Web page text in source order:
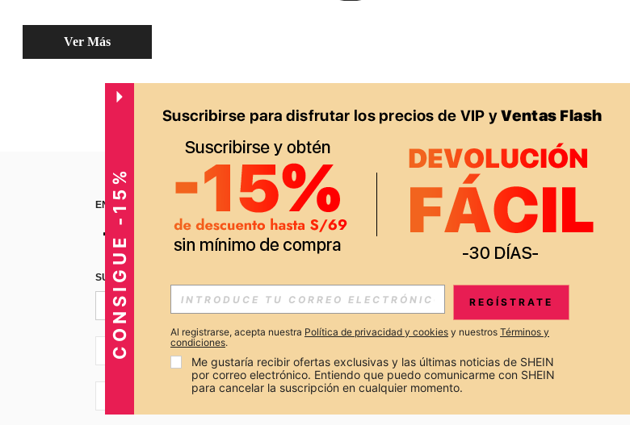
Ver Más
ENCUÉNTRANOS EN APP
SUSCRÍBETE PARA RECIBIR OFERTAS EXCLUSIVAS, PROMOCIONES Y NOTICIAS DE SHEIN
Suscribir
PE + 51
CONSIGUE -15% REGÍSTRATE
Al registrarse, acepta nuestra Política de privacidad y cookies y nuestros Términos y
condiciones.
Me gustaría recibir ofertas exclusivas y las últimas noticias de SHEIN
por correo electrónico. Entiendo que puedo comunicarme con SHEIN
para cancelar la suscripción en cualquier momento.